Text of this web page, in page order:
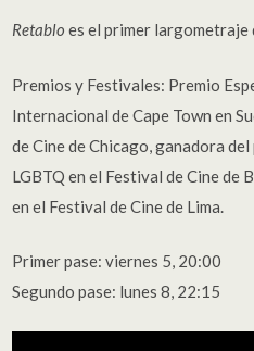
Retabloes el primer
Premios y Festivales: Premio
Internacional de Cape Town en
de Cine de Chicago, ganadora
LGBTQ en el Festival de Cine de
en el Festival de Cine de Lima.
Primer pase: viernes 5, 20:00
Segundo pase: lunes 8, 22:15